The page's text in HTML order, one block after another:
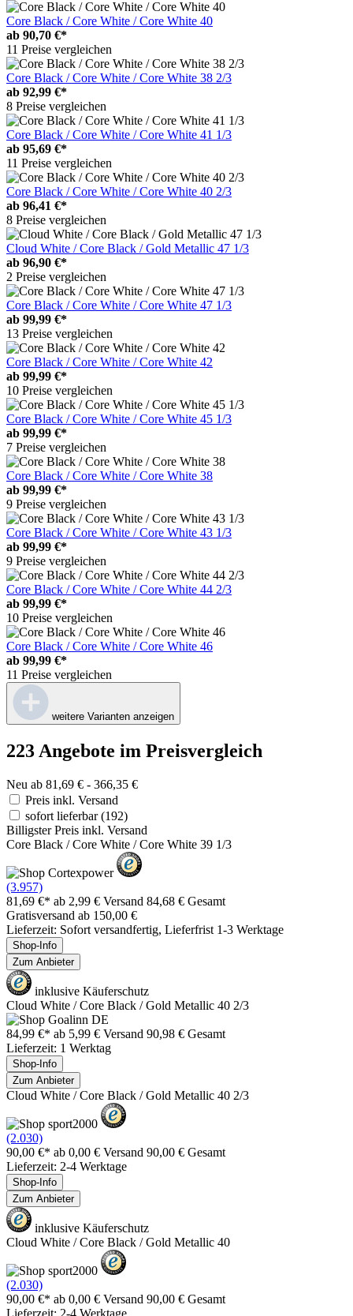
Core Black / Core White / Core White 40
ab 90,70 €*
11 Preise vergleichen
Core Black / Core White / Core White 38 2/3
ab 92,99 €*
8 Preise vergleichen
Core Black / Core White / Core White 41 1/3
ab 95,69 €*
11 Preise vergleichen
Core Black / Core White / Core White 40 2/3
ab 96,41 €*
8 Preise vergleichen
Cloud White / Core Black / Gold Metallic 47 1/3
ab 96,90 €*
2 Preise vergleichen
Core Black / Core White / Core White 47 1/3
ab 99,99 €*
13 Preise vergleichen
Core Black / Core White / Core White 42
ab 99,99 €*
10 Preise vergleichen
Core Black / Core White / Core White 45 1/3
ab 99,99 €*
7 Preise vergleichen
Core Black / Core White / Core White 38
ab 99,99 €*
9 Preise vergleichen
Core Black / Core White / Core White 43 1/3
ab 99,99 €*
9 Preise vergleichen
Core Black / Core White / Core White 44 2/3
ab 99,99 €*
10 Preise vergleichen
Core Black / Core White / Core White 46
ab 99,99 €*
11 Preise vergleichen
weitere Varianten anzeigen
223 Angebote im Preisvergleich
Neu ab 81,69 € - 366,35 €
Preis inkl. Versand
sofort lieferbar(192)
Billigster Preis inkl. Versand
Core Black / Core White / Core White 39 1/3
(3.957)
81,69 €* ab 2,99 € Versand 84,68 € Gesamt
Gratisversand ab 150,00 €
Lieferzeit: Sofort versandfertig, Lieferfrist 1-3 Werktage
Shop-Info
Zum Anbieter
inklusive Käuferschutz
Cloud White / Core Black / Gold Metallic 40 2/3
84,99 €* ab 5,99 € Versand 90,98 € Gesamt
Lieferzeit: 1 Werktag
Shop-Info
Zum Anbieter
Cloud White / Core Black / Gold Metallic 40 2/3
(2.030)
90,00 €* ab 0,00 € Versand 90,00 € Gesamt
Lieferzeit: 2-4 Werktage
Shop-Info
Zum Anbieter
inklusive Käuferschutz
Cloud White / Core Black / Gold Metallic 40
(2.030)
90,00 €* ab 0,00 € Versand 90,00 € Gesamt
Lieferzeit: 2-4 Werktage